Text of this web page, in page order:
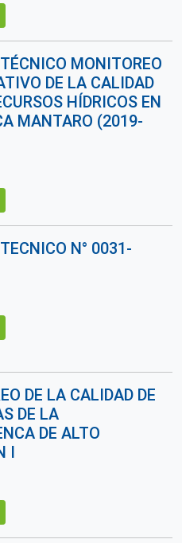
TÉCNICO MONITOREO
DE LA CALIDAD
HÍDRICOS EN
MANTARO (2019-
TECNICO N° 0031-
DE LA CALIDAD DE
DE LA
DE ALTO
I